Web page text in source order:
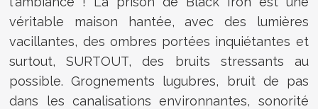
véritable maison hantée, avec des lumières
vacillantes, des ombres portées inquiétantes et
surtout, SURTOUT, des bruits stressants au
possible. Grognements lugubres, bruit de pas
dans les canalisations environnantes, sonorité